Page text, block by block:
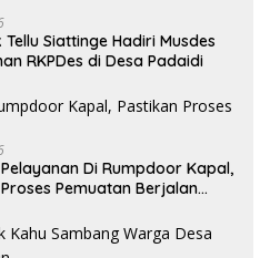
Siattinge Hadiri Musdes
RKPDes di Desa Padaidi
Di Rumpdoor Kapal,
Pemuatan Berjalan